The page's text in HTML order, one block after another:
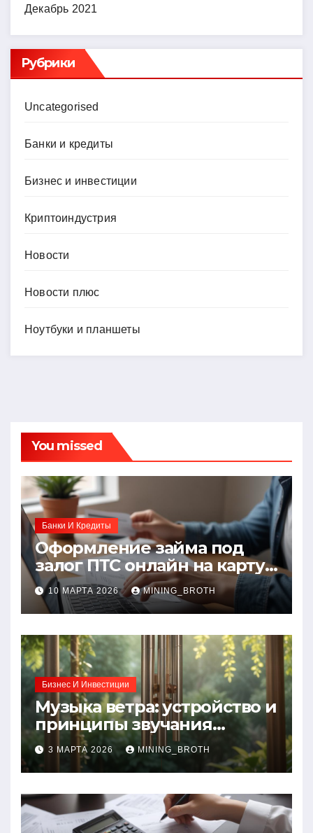
Декабрь 2021
Рубрики
Uncategorised
Банки и кредиты
Бизнес и инвестиции
Криптоиндустрия
Новости
Новости плюс
Ноутбуки и планшеты
You missed
Банки И Кредиты
Оформление займа под
залог ПТС онлайн на карту
без визита в офис: порядок,
требования и документы
10 МАРТА 2026 MINING_BROTH
Бизнес И Инвестиции
Музыка ветра: устройство и
принципы звучания
колокольчиков
3 МАРТА 2026 MINING_BROTH